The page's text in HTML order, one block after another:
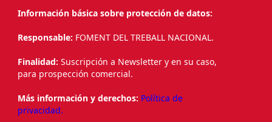
Información básica sobre protección de datos:
Responsable: FOMENT DEL TREBALL NACIONAL.
Finalidad: Suscripción a Newsletter y en su caso,
para prospección comercial.
Más información y derechos: Política de
privacidad.